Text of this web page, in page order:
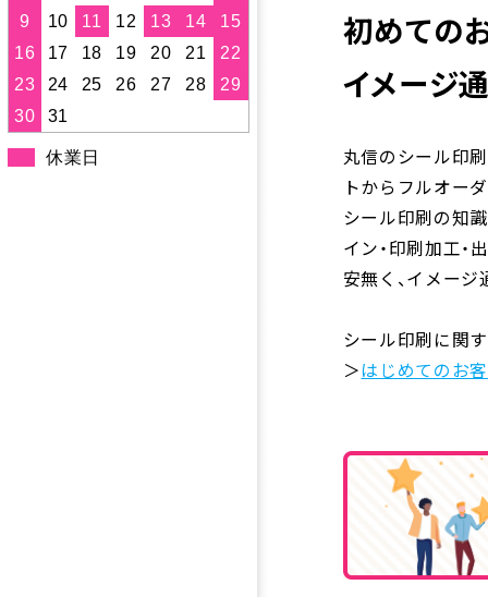
9
10 11 12 13 14
15
16
17 18 19 20 21
22
23
24 25 26 27 28
29
30
31
休業日
初めての
イメージ
丸信のシール印
トからフルオー
シール印刷の知
イン・印刷加工
安無く、イメー
シール印刷に関
＞はじめてのお